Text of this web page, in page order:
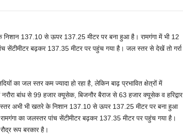
137.10 से ऊपर 137.25 मीटर पर बना हुआ है। रामगंगा में भी 12
सेंटीमीटर बढ़कर 137.35 मीटर पर पहुंच गया है। जल स्तर से देखें तो गर्रा
का जल स्तर कम ज्यादा हो रहा है, लेकिन बाढ़ प्रभावित क्षेत्रों में
बांध से 99 हजार क्यूसेक, बिजनौर बैराज से 63 हजार क्यूसेक व हरिद्वार
अभी भी खतरे के निशान 137.10 से ऊपर 137.25 मीटर पर बना हुआ
का जलस्तर पांच सेंटीमीटर बढ़कर 137.35 मीटर पर पहुंच गया है।
रूप बरकार है।